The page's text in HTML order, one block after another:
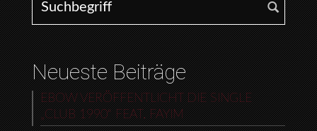
Neueste Beiträge
EBOW VERÖFFENTLICHT DIE SINGLE
„CLUB 1990“ FEAT. FAYIM